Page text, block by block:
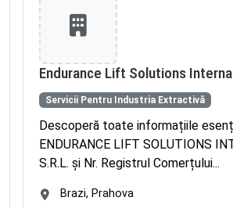
Endurance Lift Solutions
Servicii Pentru Industria Extractivă
Descoperă toate informațiile
ENDURANCE LIFT SOLUTIONS
S.R.L. și Nr. Registrul Comerțului...
Brazi, Prahova